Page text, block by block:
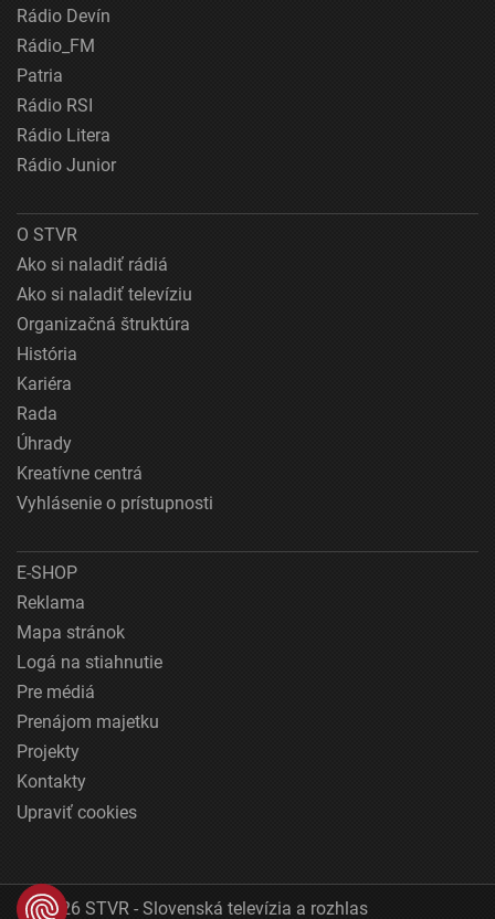
Rádio Devín
Rádio_FM
Patria
Rádio RSI
Rádio Litera
Rádio Junior
O STVR
Ako si naladiť rádiá
Ako si naladiť televíziu
Organizačná štruktúra
História
Kariéra
Rada
Úhrady
Kreatívne centrá
Vyhlásenie o prístupnosti
E-SHOP
Reklama
Mapa stránok
Logá na stiahnutie
Pre médiá
Prenájom majetku
Projekty
Kontakty
Upraviť cookies
© 2026 STVR - Slovenská televízia a rozhlas